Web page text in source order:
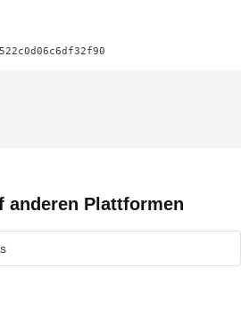
anderen Plattformen